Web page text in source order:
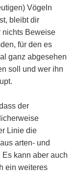
Vögeln
bleibt dir
nichts Beweise
für den es
ganz abgesehen
soll und wer ihn
der
Linie die
arten- und
kann aber auch
ein weiteres